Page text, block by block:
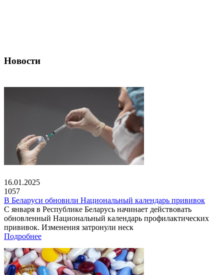
Новости
16.01.2025
1057
В Беларуси обновили Национальный календарь прививок
С января в Республике Беларусь начинает действовать
обновленный Национальный календарь профилактических
прививок. Изменения затронули неск
Подробнее